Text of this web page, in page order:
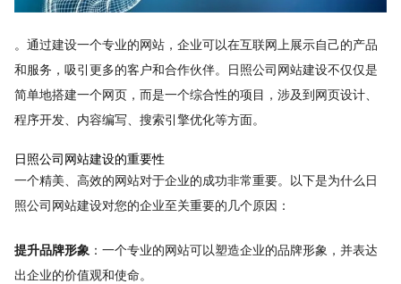
。通过建设一个专业的网站，企业可以在互联网上展示自己的产品
和服务，吸引更多的客户和合作伙伴。日照公司网站建设不仅仅是
简单地搭建一个网页，而是一个综合性的项目，涉及到网页设计、
程序开发、内容编写、搜索引擎优化等方面。
日照公司网站建设的重要性
一个精美、高效的网站对于企业的成功非常重要。以下是为什么日
照公司网站建设对您的企业至关重要的几个原因：
提升品牌形象 ：一个专业的网站可以塑造企业的品牌形象，并表达
出企业的价值观和使命。